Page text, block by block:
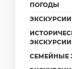
ПОГОДЫ
ЭКСКУРСИИ
СЕМЕЙНЫЕ